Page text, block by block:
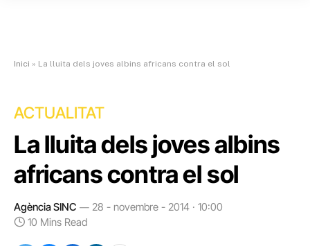
Inici » La lluita dels joves albins africans contra el sol
ACTUALITAT
La lluita dels joves albins
africans contra el sol
Agència SINC
28 - novembre - 2014 · 10:00
10 Mins Read